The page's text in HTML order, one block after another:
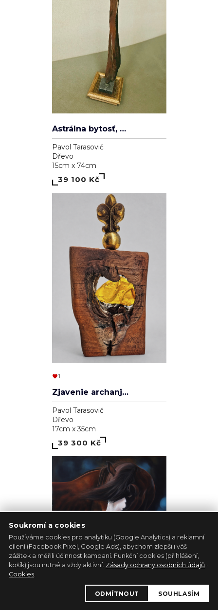
Astrálna bytosť, ktorá má cnosť
Pavol Tarasovič
Dřevo
15cm x 74cm
39 100 Kč
1
Zjavenie archanjela
Pavol Tarasovič
Dřevo
17cm x 35cm
39 300 Kč
1
Soukromí a cookies
Používáme cookies pro analytiku (Google Analytics) a reklamní
cílení (Facebook Pixel, Google Ads), abychom zlepšili váš
zážitek a měřili účinnost kampaní. Funkční cookies (přihlášení,
košík) jsou nutné a vždy aktivní. Zásady ochrany osobních údajů ·
Cookies.
ODMÍTNOUT SOUHLASÍM